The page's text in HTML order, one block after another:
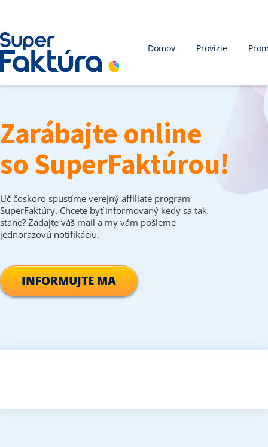
Domov Provízie
Zarábajte online
so SuperFaktúrou!
Uč čoskoro spustíme verejný affiliate program
SuperFaktúry. Chcete byť informovaný kedy sa tak
stane? Zadajte váš mail a my vám pošleme
jednorazovú notifikáciu.
INFORMUJTE MA